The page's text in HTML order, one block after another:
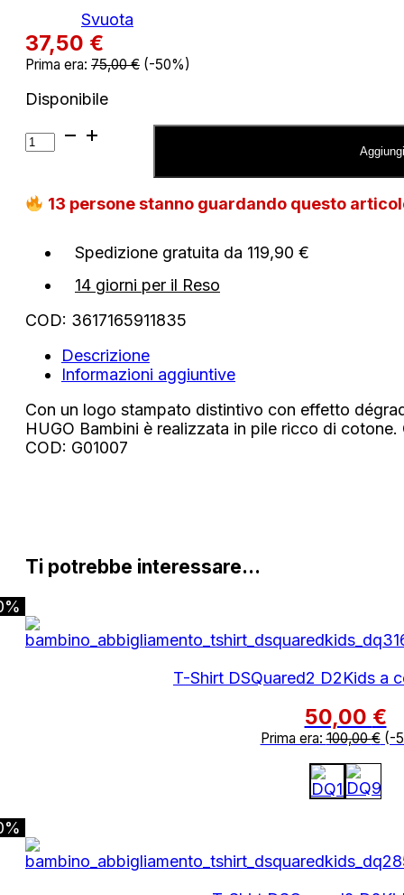
Svuota
37,50 €
Prima era: 75,00€ (-50%)
Disponibile
Felpa
Hugo
cappuccio
pile
logo
quantità
13 persone stanno guardando questo
Spedizione gratuita da 119,90 €
14 giorni per il Reso
COD: 3617165911835
Descrizione
Informazioni aggiuntive
Con un logo stampato distintivo con effetto
HUGO Bambini è realizzata in pile ricco di
COD: G01007
Ti potrebbe interessare…
T-Shirt DSQuared2 D2Kids a
50,00 €
Prima era:100,00€(-